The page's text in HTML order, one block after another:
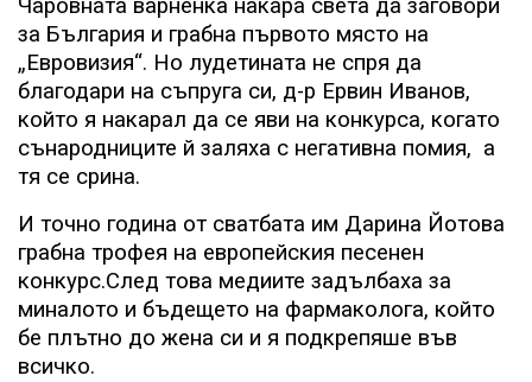
Чаровната варненка накара света да заговори
за България и грабна първото място на
„Евровизия“. Но лудетината не спря да
благодари на съпруга си, д-р Ервин Иванов,
който я накарал да се яви на конкурса, когато
сънародниците й заляха с негативна помия, а
тя се срина.
И точно година от сватбата им Дарина Йотова
грабна трофея на европейския песенен
конкурс.След това медиите задълбаха за
миналото и бъдещето на фармаколога, който
бе плътно до жена си и я подкрепяше във
всичко.